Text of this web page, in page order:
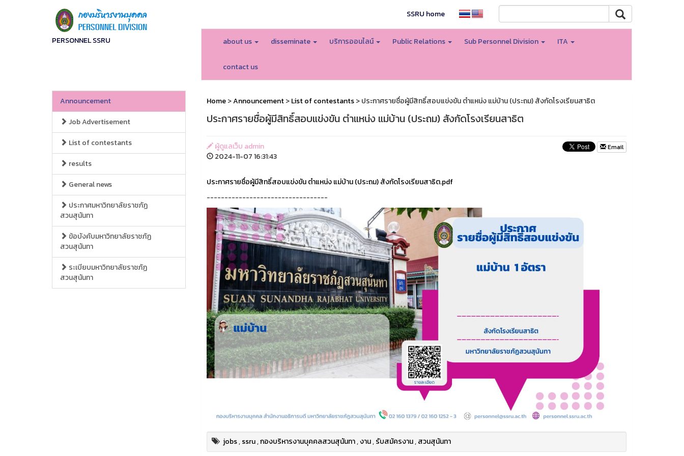
PERSONNEL SSRU
SSRU home
about us disseminate บริการออนไลน์ Public Relations Sub Personnel Division ITA
contact us
Announcement
Job Advertisement
List of contestants
results
General news
ประกาศมหาวิทยาลัยราชภัฏ
สวนสุนันทา
ข้อบังคับมหาวิทยาลัยราชภัฏ
สวนสุนันทา
ระเบียบมหาวิทยาลัยราชภัฏ
สวนสุนันทา
Home>Announcement>List of contestants> ประกาศรายชื่อผู้มีสิทธิ์สอบแข่งขัน ตำแหน่ง แม่บ้าน (ประถม) สังกัดโรงเรียนสาธิต
ประกาศรายชื่อผู้มีสิทธิ์สอบแข่งขัน ตำแหน่ง แม่บ้าน (ประถม) สังกัดโรงเรียนสาธิต
ผู้ดูแลเว็บ admin
2024-11-07 16:31:43
Email
ประกาศรายชื่อผู้มีสิทธิ์สอบแข่งขัน ตำแหน่ง แม่บ้าน (ประถม) สังกัดโรงเรียนสาธิต.pdf
----------------------------------
jobs,ssru,กองบริหารงานบุคคลสวนสุนันทา,งาน,รับสมัครงาน,สวนสุนันทา